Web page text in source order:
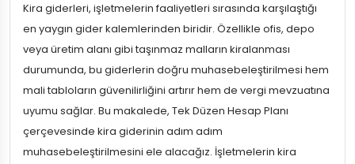
Kira giderleri, işletmelerin faaliyetleri sırasında karşılaştığı
en yaygın gider kalemlerinden biridir. Özellikle ofis, depo
veya üretim alanı gibi taşınmaz malların kiralanması
durumunda, bu giderlerin doğru muhasebeleştirilmesi hem
mali tabloların güvenilirliğini artırır hem de vergi mevzuatına
uyumu sağlar. Bu makalede, Tek Düzen Hesap Planı
çerçevesinde kira giderinin adım adım
muhasebeleştirilmesini ele alacağız. İşletmelerin kira